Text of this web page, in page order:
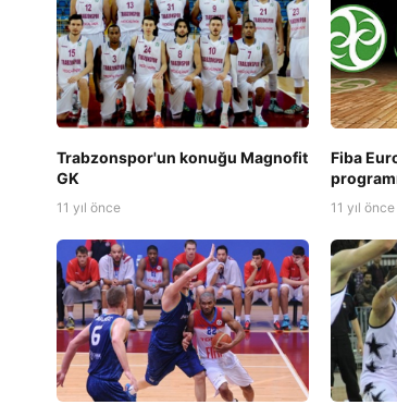
Trabzonspor'un konuğu Magnofit
GK
11 yıl önce
Fiba
11 yıl önce